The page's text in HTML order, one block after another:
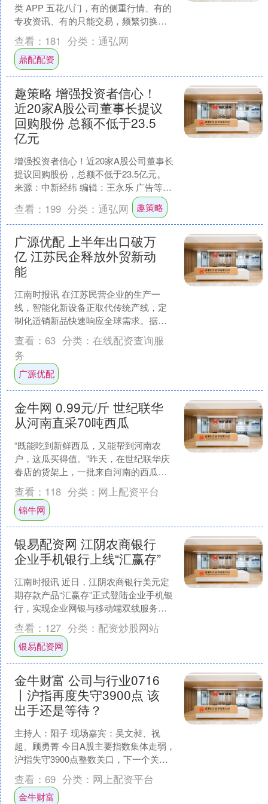
类 APP 五花八门，有的侧重行情、有的
专攻资讯、有的只能交易，频繁切换不
仅效率低，还容易错过关键交易时机。
我们从行情覆盖、资....
查看： 181 分类： 通弘网
鼎配配资
趣策略 增强投资者信心！
近20家A股公司董事长提议
回购股份 总额不低于23.5
亿元
增强投资者信心！近20家A股公司董事长
提议回购股份，总额不低于23.5亿元。
来源：中新经纬 编辑：王永乐 广告等商
务合作，请点击这里 未经过正式授权严
禁转载本....
查看： 199 分类： 通弘网 趣策略
广源优配 上半年出口破万
亿 江苏民企释放外贸新动
能
江南时报讯 在江苏民营企业的生产一
线，智能化新设备正取代传统产线，定
制化适销新品快速响应全球需求。据南
京海关统计，今年上半年江苏民营企业
出口1.05万亿元，同比....
查看： 63 分类： 在线配资查询服
务
广源优配
金牛网 0.99元/斤 世纪联华
从河南直采70吨西瓜
“既能吃到新鲜西瓜，又能帮到河南农
户，这瓜买得值。”昨天，在世纪联华庆
春店的货架上，一批来自河南的西瓜整
齐码放，标价牌上的0.99元/斤吸引了不
少消费者驻足。这....
查看： 118 分类： 网上配资平台
锦牛网
银易配资网 江阴农商银行
企业手机银行上线“汇赢存”
江南时报讯 近日，江阴农商银行美元定
期存款产品“汇赢存”正式登陆企业手机银
行，实现企业网银与移动端双线服务全
覆盖，为本地外贸企业外币资金数字化
管理再添便捷通道。....
查看： 127 分类： 配资炒股网站
银易配资网
金牛财富 公司与行业0716
丨沪指再度失守3900点 该
出手还是等待？
主持人：阳子 现场嘉宾：吴文昶、祝
超、顾勇菁 今日A股主要指数集体走弱，
沪指失守3900点整数关口，下一个关键
支撑位在哪里？两融余额十连降、两市
成交缩量至2.4....
查看： 69 分类： 网上配资平台
金牛财富